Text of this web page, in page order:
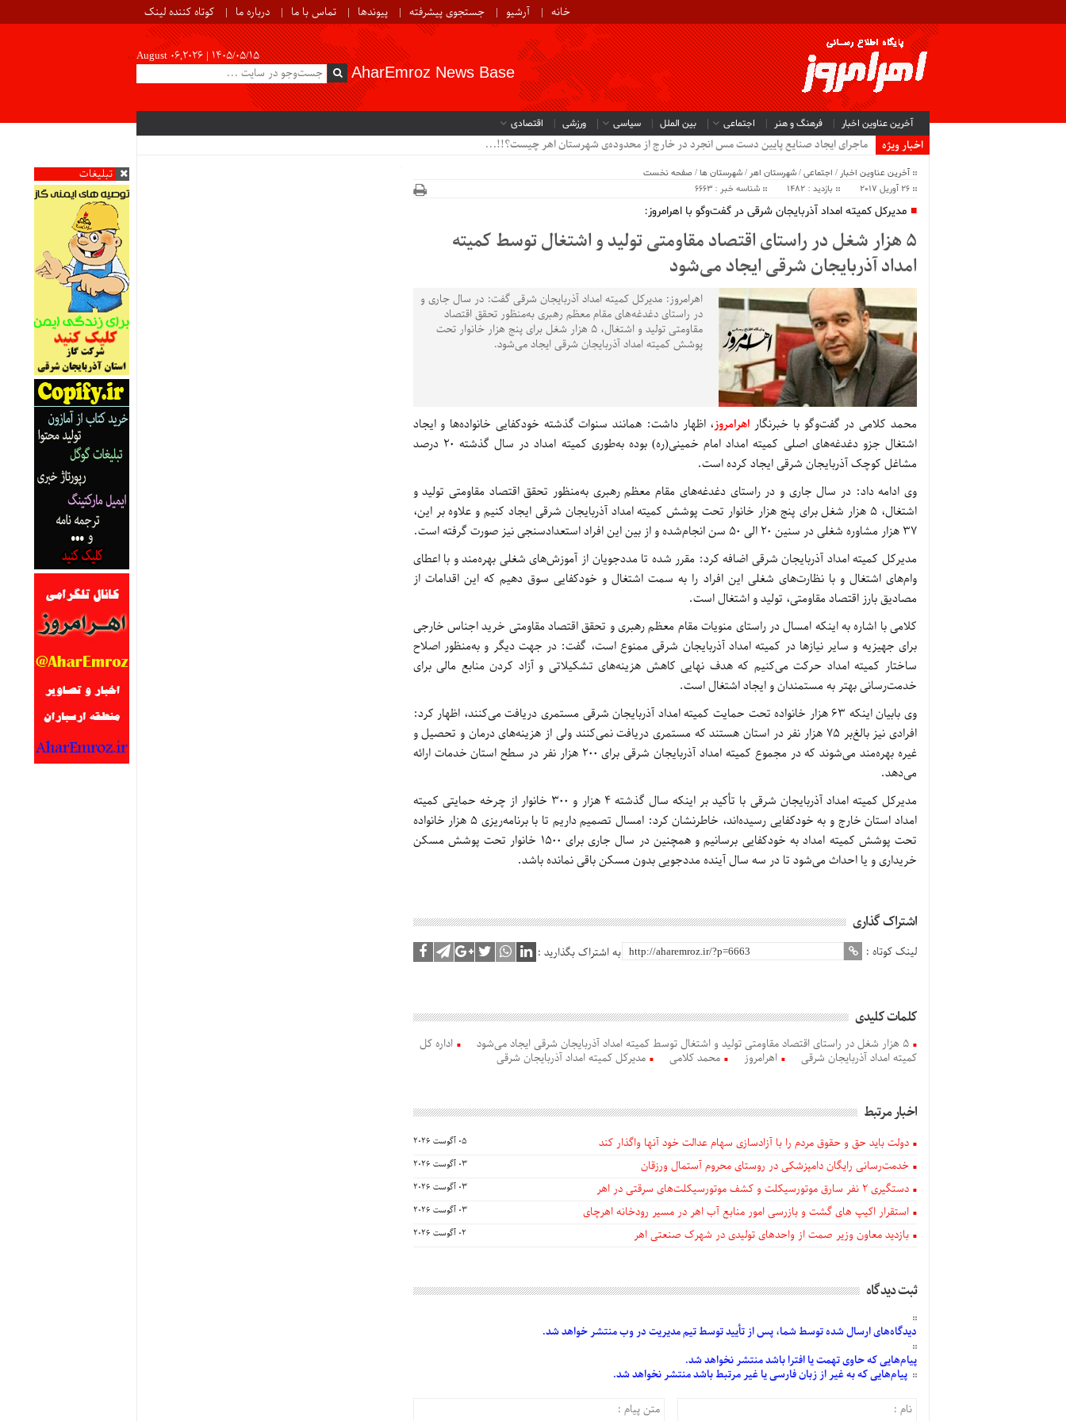
خانه آرشیو جستجوی پیشرفته پیوندها تماس با ما درباره ما کوتاه کننده لینک
August 06,2026 | ۱۴۰۵/۰۵/۱۵
AharEmroz News Base
آخرین عناوین اخبار فرهنگ و هنر اجتماعی بین الملل سیاسی ورزشی اقتصادی
اخبار ویژه
ماجرای ایجاد صنایع پایین دست مس انجرد در خارج از محدوده‌ی شهرستان اهر چیست؟!!...
تبلیغات
آخرین عناوین اخبار / اجتماعی/شهرستان اهر /شهرستان ها/صفحه نخست
26 آوریل 2017
بازدید : 1482 شناسه خبر : 6663
مدیرکل کمیته امداد آذربایجان شرقی در گفت‌وگو با اهرامروز:
5 هزار شغل در راستای اقتصاد مقاومتی تولید و اشتغال توسط کمیته
امداد آذربایجان شرقی ایجاد می‌شود
اهرامروز: مدیرکل کمیته امداد آذربایجان شرقی گفت: در سال جاری و
در راستای دغدغه‌های مقام معظم رهبری به‌منظور تحقق اقتصاد
مقاومتی تولید و اشتغال، 5 هزار شغل برای پنج هزار خانوار تحت
پوشش کمیته امداد آذربایجان شرقی ایجاد می‌شود.
محمد کلامی در گفت‌وگو با خبرنگار اهرامروز، اظهار داشت: همانند سنوات گذشته خودکفایی خانواده‌ها و ایجاد
اشتغال جزو دغدغه‌های اصلی کمیته امداد امام خمینی(ره) بوده به‌طوری کمیته امداد در سال گذشته 20 درصد
مشاغل کوچک آذربایجان شرقی ایجاد کرده است.
وی ادامه داد: در سال جاری و در راستای دغدغه‌های مقام معظم رهبری به‌منظور تحقق اقتصاد مقاومتی تولید و
اشتغال، 5 هزار شغل برای پنج هزار خانوار تحت پوشش کمیته امداد آذربایجان شرقی ایجاد کنیم و علاوه بر این،
37 هزار مشاوره شغلی در سنین 20 الی 50 سن انجام‌شده و از بین این افراد استعدادسنجی نیز صورت گرفته است.
مدیرکل کمیته امداد آذربایجان شرقی اضافه کرد: مقرر شده تا مددجویان از آموزش‌های شغلی بهره‌مند و با اعطای
وام‌های اشتغال و با نظارت‌های شغلی این افراد را به سمت اشتغال و خودکفایی سوق دهیم که این اقدامات از
مصادیق بارز اقتصاد مقاومتی، تولید و اشتغال است.
کلامی با اشاره به اینکه امسال در راستای منویات مقام معظم رهبری و تحقق اقتصاد مقاومتی خرید اجناس خارجی
برای جهیزیه و سایر نیازها در کمیته امداد آذربایجان شرقی ممنوع است، گفت: در جهت دیگر و به‌منظور اصلاح
ساختار کمیته امداد حرکت می‌کنیم که هدف نهایی کاهش هزینه‌های تشکیلاتی و آزاد کردن منابع مالی برای
خدمت‌رسانی بهتر به مستمندان و ایجاد اشتغال است.
وی بابیان اینکه 63 هزار خانواده تحت حمایت کمیته امداد آذربایجان شرقی مستمری دریافت می‌کنند، اظهار کرد:
افرادی نیز بالغ‌بر 75 هزار نفر در استان هستند که مستمری دریافت نمی‌کنند ولی از هزینه‌های درمان و تحصیل و
غیره بهره‌مند می‌شوند که در مجموع کمیته امداد آذربایجان شرقی برای 200 هزار نفر در سطح استان خدمات ارائه
می‌دهد.
مدیرکل کمیته امداد آذربایجان شرقی با تأکید بر اینکه سال گذشته 4 هزار و 300 خانوار از چرخه حمایتی کمیته
امداد استان خارج و به خودکفایی رسیده‌اند، خاطرنشان کرد: امسال تصمیم داریم تا با برنامه‌ریزی 5 هزار خانواده
تحت پوشش کمیته امداد به خودکفایی برسانیم و همچنین در سال جاری برای 1500 خانوار تحت پوشش مسکن
خریداری و یا احداث می‌شود تا در سه سال آینده مددجویی بدون مسکن باقی نمانده باشد.
اشتراک گذاری
لینک کوتاه : به اشتراک بگذارید :
کلمات کلیدی
5 هزار شغل در راستای اقتصاد مقاومتی تولید و اشتغال توسط کمیته امداد آذربایجان شرقی ایجاد می‌شود
اداره کل
کمیته امداد آذربایجان شرقی
اهرامروز محمد کلامی مدیرکل کمیته امداد آذربایجان شرقی
اخبار مرتبط
دولت باید حق و حقوق مردم را با آزادسازی سهام عدالت خود آنها واگذار کند 05 آگوست 2026
خدمت‌رسانی رایگان دامپزشکی در روستای محروم آستمال ورزقان 03 آگوست 2026
دستگيری ۲ نفر سارق موتورسیکلت و کشف موتورسیکلت‌های سرقتی در اهر 03 آگوست 2026
استقرار اکیپ های گشت و بازرسی امور منابع آب اهر در مسیر رودخانه اهرچای 03 آگوست 2026
بازدید معاون وزیر صمت از واحدهای تولیدی در شهرک صنعتی اهر 02 آگوست 2026
ثبت دیدگاه
دیدگاه‌هایارسالشدهتوسط شما، پس از تأییدتوسط تیم مدیریت در وب منتشر خواهد شد.
پیام‌هاییکه حاوی تهمت یا افترا باشد منتشر نخواهد شد.
پیام‌هاییکه به غیر از زبان فارسی یا غیر مرتبط باشد منتشر نخواهد شد.